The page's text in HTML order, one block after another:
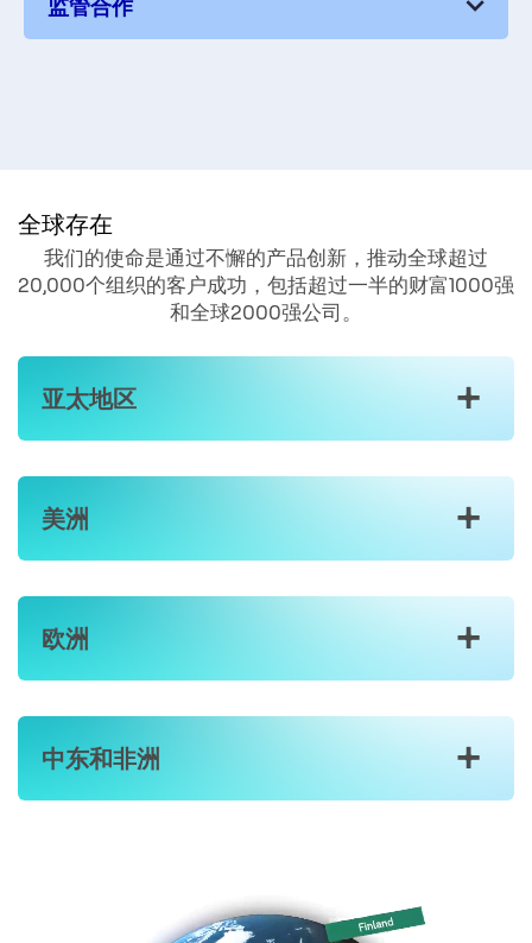
我们的使命是通过不懈的产品创新，推动全球超过
20,000个组织的客户成功，包括超过一半的财富1000强
美洲 +
欧洲 +
中东和非洲 +